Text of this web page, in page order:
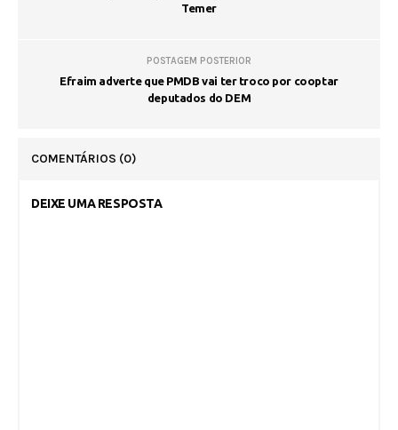
Temer
POSTAGEM POSTERIOR
Efraim adverte que PMDB vai ter troco por cooptar
deputados do DEM
COMENTÁRIOS (0)
DEIXE UMA RESPOSTA